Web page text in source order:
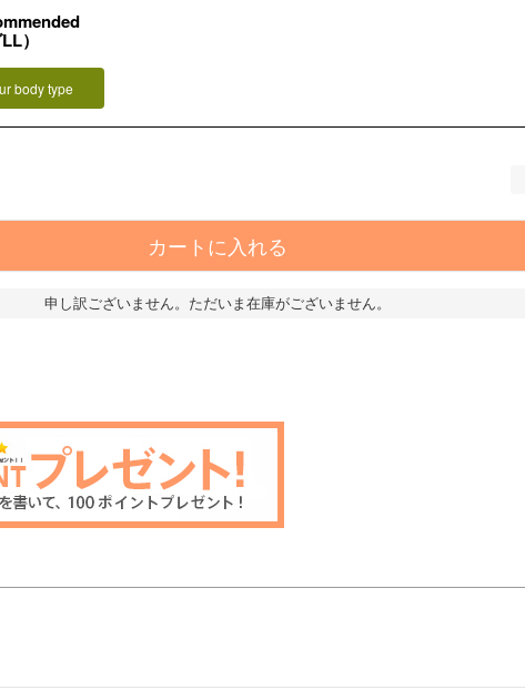
）
body type
カートに入れる
申し訳ございません。ただいま在庫がございません。